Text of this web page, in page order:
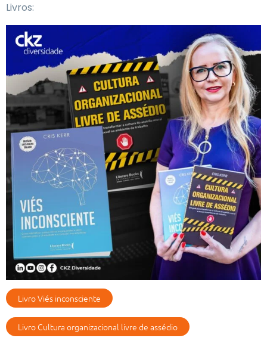
Livros:
Livro Viés inconsciente
Livro Cultura organizacional livre de assédio